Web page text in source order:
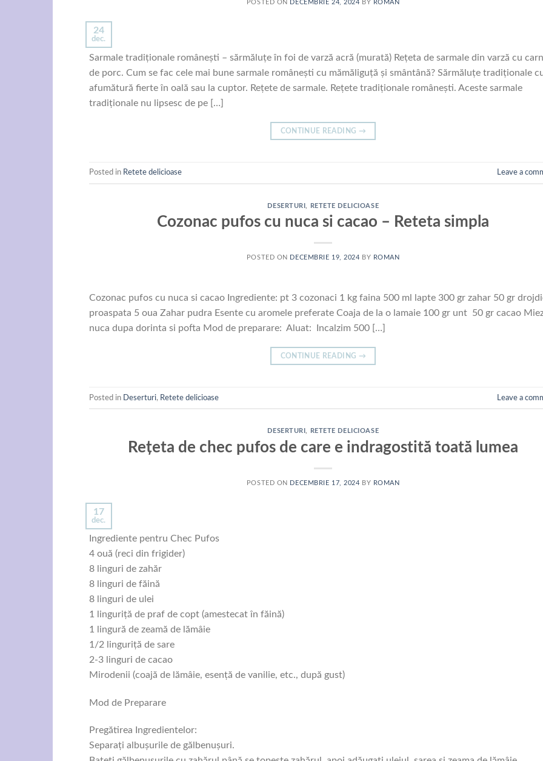
POSTED ON DECEMBRIE 24, 2024 BY ROMAN
24
dec.
Sarmale tradiționale românești – sărmăluțe în foi de varză acră (murată) Rețeta de sarmale din varză cu
de porc. Cum se fac cele mai bune sarmale românești cu mămăliguță și smântână? Sărmăluțe tradiționale
afumătură fierte în oală sau la cuptor. Rețete de sarmale. Rețete tradiționale românești. Aceste sarmale
tradiționale nu lipsesc de pe […]
CONTINUE READING →
Posted in Retete delicioase Leave a
DESERTURI RETETE DELICIOASE
Cozonac pufos cu nuca si cacao – Reteta simpla
POSTED ON DECEMBRIE 19, 2024 BY ROMAN
Cozonac pufos cu nuca si cacao Ingrediente: pt 3 cozonaci 1 kg faina 500 ml lapte 300 gr zahar 50 gr
proaspata 5 oua Zahar pudra Esente cu aromele preferate Coaja de la o lamaie 100 gr unt 50 gr cacao
nuca dupa dorinta si pofta Mod de preparare: Aluat: Incalzim 500 […]
CONTINUE READING →
Posted in Deserturi, Retete delicioase Leave a
DESERTURI, RETETE DELICIOASE
Rețeta de chec pufos de care e indragostită toată lumea
POSTED ON DECEMBRIE 17, 2024 BY ROMAN
17
dec.
Ingrediente pentru Chec Pufos
4 ouă (reci din frigider)
8 linguri de zahăr
8 linguri de făină
8 linguri de ulei
1 linguriță de praf de copt (amestecat în făină)
1 lingură de zeamă de lămâie
1/2 linguriță de sare
2-3 linguri de cacao
Mirodenii (coajă de lămâie, esență de vanilie, etc., după gust)
Mod de Preparare
Pregătirea Ingredientelor:
Separați albușurile de gălbenușuri.